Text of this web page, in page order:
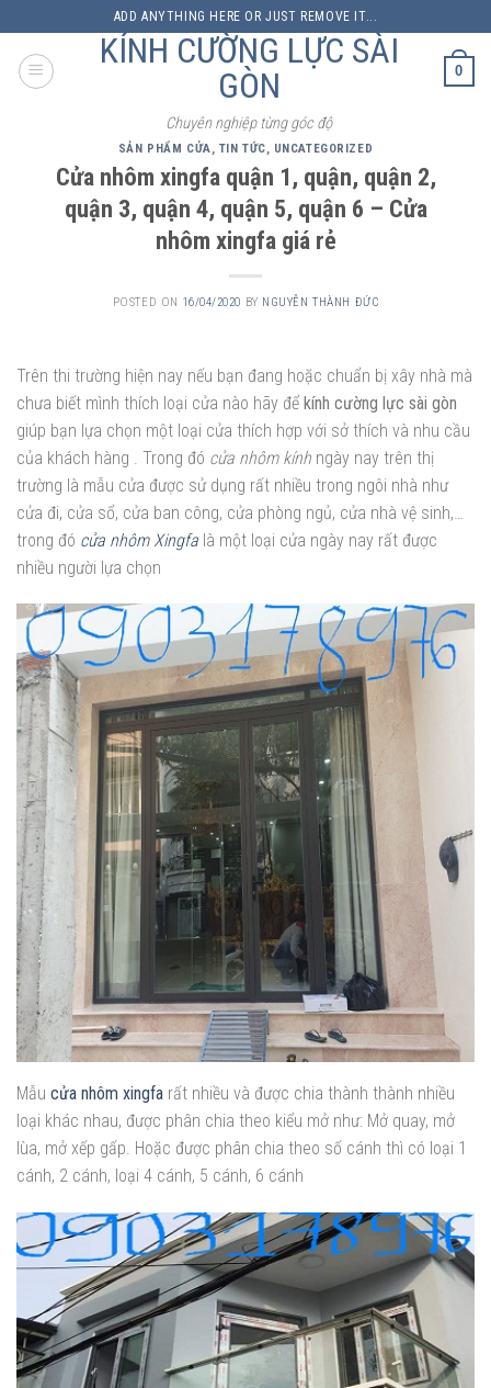
to
content
ADD ANYTHING HERE OR JUST REMOVE IT...
KÍNH CƯỜNG LỰC SÀI
GÒN
Chuyên nghiệp từng góc độ
0
SẢN PHẨM CỬA, TIN TỨC, UNCATEGORIZED
Cửa nhôm xingfa quận 1, quận, quận 2,
quận 3, quận 4, quận 5, quận 6 – Cửa
nhôm xingfa giá rẻ
POSTED ON 16/04/2020 BY NGUYỄN THÀNH ĐỨC
Trên thi trường hiện nay nếu bạn đang hoặc chuẩn bị xây nhà mà
chưa biết mình thích loại cửa nào hãy để kính cường lực sài gòn
giúp bạn lựa chọn một loại cửa thích hợp với sở thích và nhu cầu
của khách hàng . Trong đó cửa nhôm kính ngày nay trên thị
trường là mẫu cửa được sử dụng rất nhiều trong ngôi nhà như
cửa đi, cửa sổ, cửa ban công, cửa phòng ngủ, cửa nhà vệ sinh,…
trong đó cửa nhôm Xingfa là một loại cửa ngày nay rất được
nhiều người lựa chọn
Mẫu cửa nhôm xingfa rất nhiều và được chia thành thành nhiều
loại khác nhau, được phân chia theo kiểu mở như: Mở quay, mở
lùa, mở xếp gấp. Hoặc được phân chia theo số cánh thì có loại 1
cánh, 2 cánh, loại 4 cánh, 5 cánh, 6 cánh